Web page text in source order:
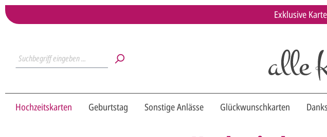
Exklusive
Hochzeitskarten Geburtstag Sonstige Anlässe Glückwunschkarten